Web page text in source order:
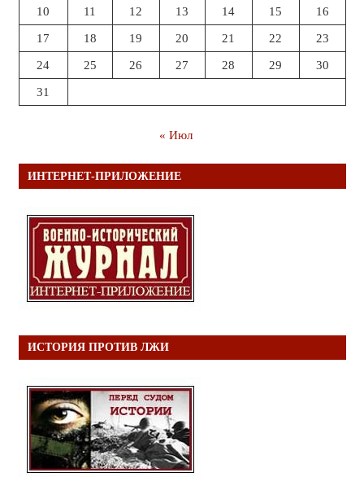
10 11 12 13 14 15 16
17 18 19 20 21 22 23
24 25 26 27 28 29 30
31
« Июл
ИНТЕРНЕТ-ПРИЛОЖЕНИЕ
ИСТОРИЯ ПРОТИВ ЛЖИ